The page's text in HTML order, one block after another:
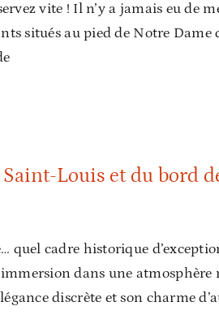
vite ! Il n’y a jamais eu de
situés au pied de Notre
Louis et du bord
quel cadre historique
immersion dans une
discrète et son charme